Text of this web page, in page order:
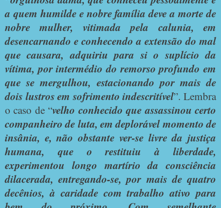
a quem humilde e nobre família deve a morte de
nobre mulher, vitimada pela calunia, em
desencarnando e conhecendo a extensão do mal
que causara, adquiriu para si o suplício da
vítima, por intermédio do remorso profundo em
que se mergulhou, estacionando por mais de
dois lustros em sofrimento indescritível”. Lembra
o caso de “velho conhecido que assassinou certo
companheiro de luta, em deplorável momento de
insânia, e, não obstante ver-se livre da justiça
humana, que o restituiu à liberdade,
experimentou longo martírio da consciência
dilacerada, entregando-se, por mais de quatro
decênios, à caridade com trabalho ativo para